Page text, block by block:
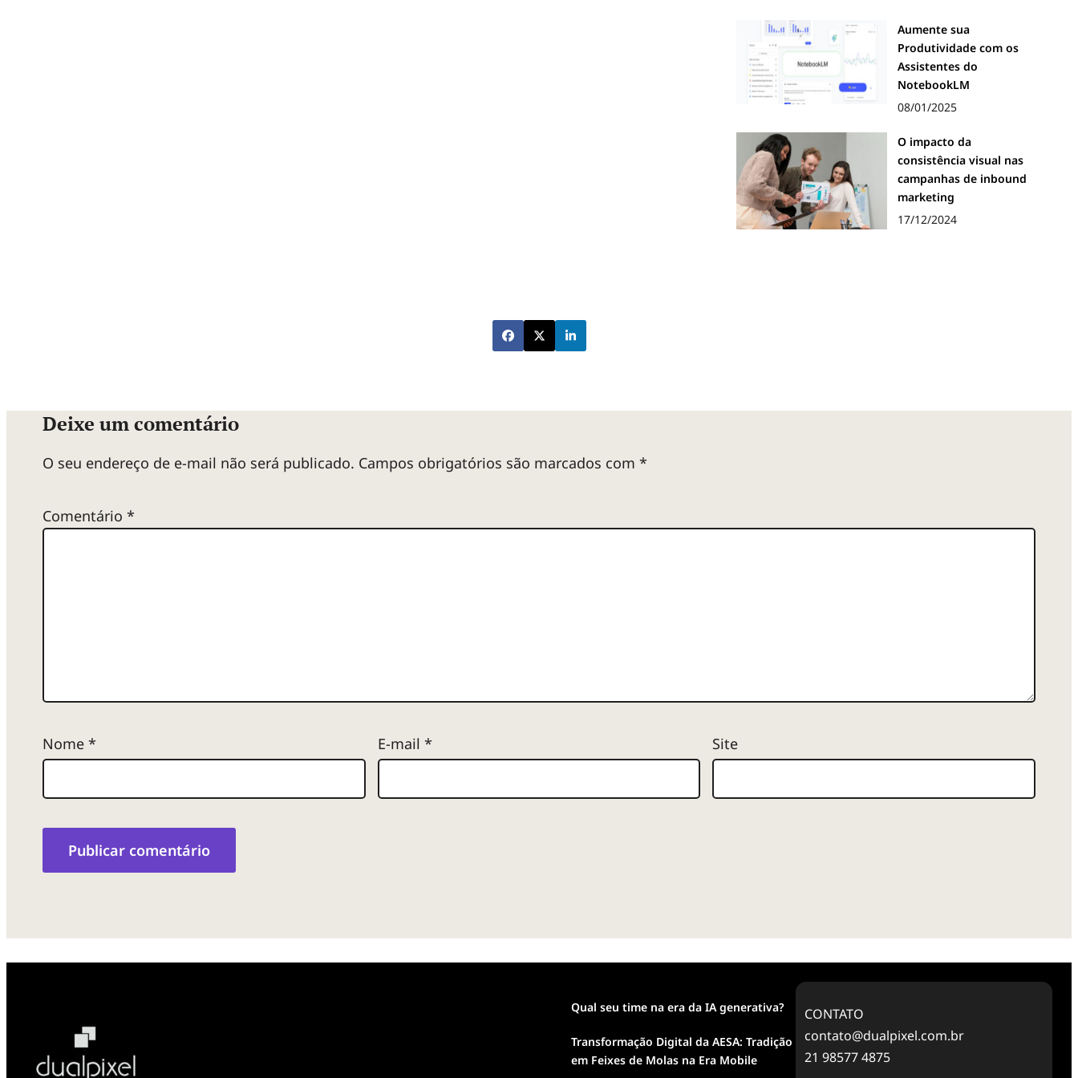
Aumente sua
Produtividade com os
Assistentes do
NotebookLM
08/01/2025
O impacto da
consistência visual nas
campanhas de inbound
marketing
17/12/2024
Deixe um comentário
O seu endereço de e-mail não será publicado. Campos obrigatórios são marcados com *
Comentário *
Nome * E-mail * Site
Qual seu time na era da IA generativa?
Transformação Digital da AESA: Tradição
em Feixes de Molas na Era Mobile
CONTATO
contato@dualpixel.com.br
21 98577 4875